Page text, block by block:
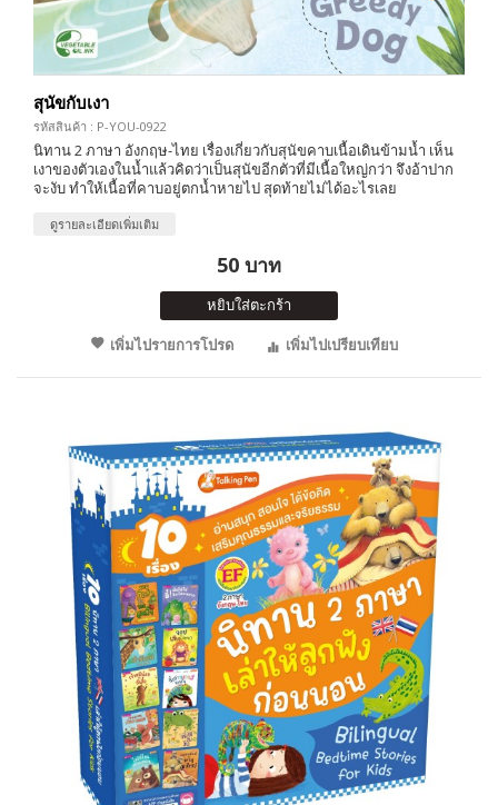
สุนัขกับเงา
รหัสสินค้า : P-YOU-0922
นิทาน 2 ภาษา อังกฤษ-ไทย เรื่องเกี่ยวกับสุนัขคาบเนื้อเดินข้ามน้ำ เห็น
เงาของตัวเองในน้ำแล้วคิดว่าเป็นสุนัขอีกตัวที่มีเนื้อใหญ่กว่า จึงอ้าปาก
จะงับ ทำให้เนื้อที่คาบอยู่ตกน้ำหายไป สุดท้ายไม่ได้อะไรเลย
ดูรายละเอียดเพิ่มเติม
50 บาท
หยิบใส่ตะกร้า
เพิ่มไปรายการโปรด
เพิ่มไปเปรียบเทียบ